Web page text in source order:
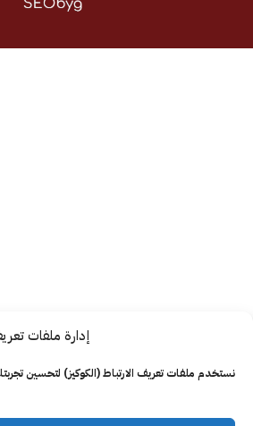
إدارة ملفات تعريف الارتباط
تعريف الارتباط (الكوكيز) لتحسين تجربتك على موقعنا